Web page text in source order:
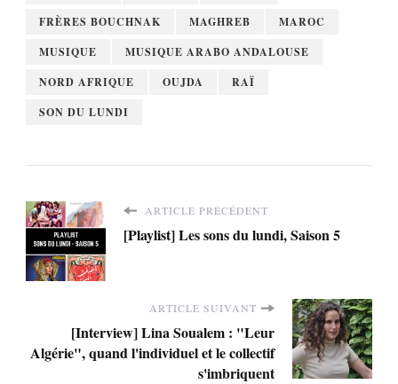
FRÈRES BOUCHNAK
MAGHREB
MAROC
MUSIQUE
MUSIQUE ARABO ANDALOUSE
NORD AFRIQUE
OUJDA
RAÏ
SON DU LUNDI
ARTICLE PRÉCÉDENT
[Playlist] Les sons du lundi, Saison 5
ARTICLE SUIVANT
[Interview] Lina Soualem : "Leur
Algérie", quand l'individuel et le collectif
s'imbriquent